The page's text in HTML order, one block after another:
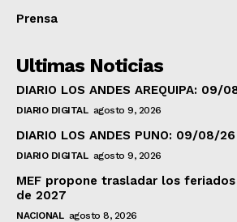
Prensa
Ultimas Noticias
DIARIO LOS ANDES AREQUIPA: 09/
DIARIO DIGITAL agosto 9, 2026
DIARIO LOS ANDES PUNO: 09/08/26
DIARIO DIGITAL agosto 9, 2026
MEF propone trasladar los
de 2027
NACIONAL agosto 8, 2026